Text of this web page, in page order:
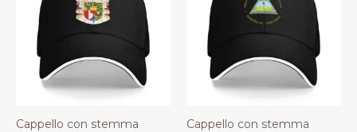
Cappello con stemma
Cappello con stemma